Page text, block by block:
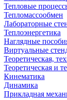
Тепловые
Тепломассообмен
Лабораторные
Теплоэнергетика
Наглядные
Виртуальные
Теоретическая,
Теоретическая и
Кинематика
Динамика
Прикладная